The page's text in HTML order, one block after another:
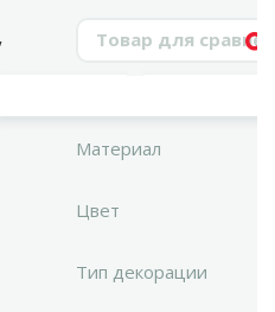
Материал
Цвет
Тип декорации